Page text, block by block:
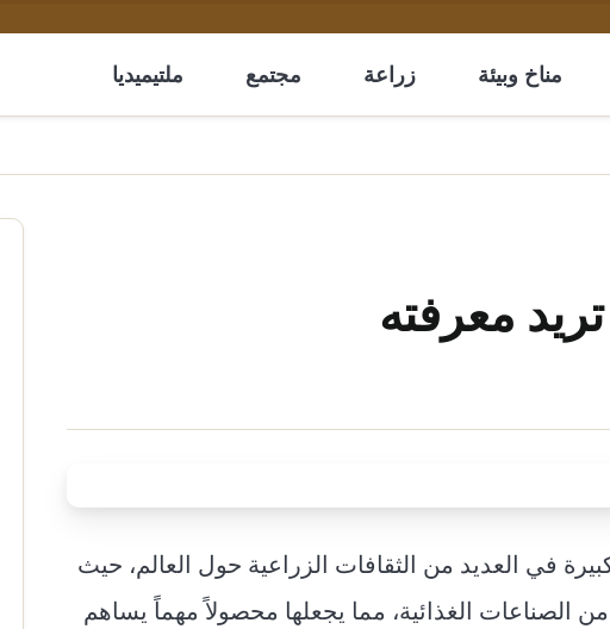
مناخ وبيئة زراعة مجتمع ملتيميديا
معرفته
في العديد من الثقافات الزراعية حول العالم، حيث
الصناعات الغذائية، مما يجعلها محصولاً مهماً يساهم